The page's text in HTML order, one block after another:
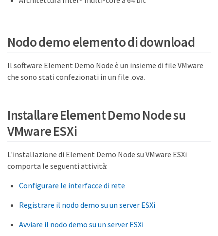
Nodo demo elemento di download
Il software Element Demo Node è un insieme di file VMware
che sono stati confezionati in un file .ova.
Installare Element Demo Node su
VMware ESXi
L'installazione di Element Demo Node su VMware ESXi
comporta le seguenti attività:
Configurare le interfacce di rete
Registrare il nodo demo su un server ESXi
Avviare il nodo demo su un server ESXi